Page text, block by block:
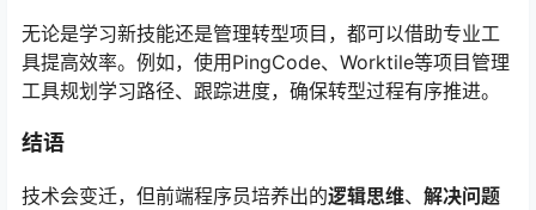
无论是学习新技能还是管理转型项目，都可以借助专业工
具提高效率。例如，使用PingCode、Worktile等项目管理
工具规划学习路径、跟踪进度，确保转型过程有序推进。
结语
技术会变迁，但前端程序员培养出的逻辑思维、 解决问题